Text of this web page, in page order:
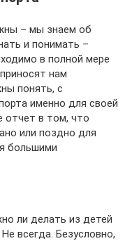
– мы знаем об
и понимать –
в полной мере
нам
понять, с
именно для своей
в том, что
или поздно для
большими
ли делать из детей
всегда. Безусловно,